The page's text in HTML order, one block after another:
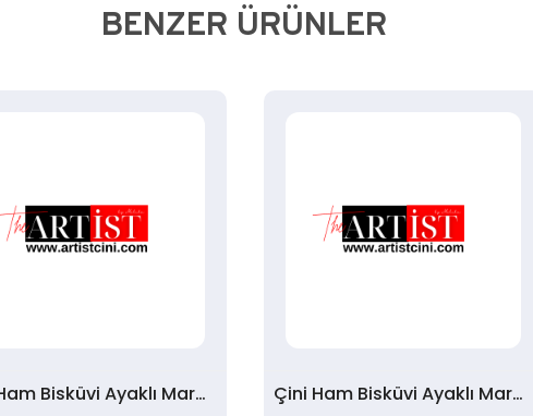
BENZER ÜRÜNLER
Çini Ham Bisküvi Ayaklı Marul Tabak 18cm. Çini Ham Bisküvi Ayaklı Marul Tabak 25cm.